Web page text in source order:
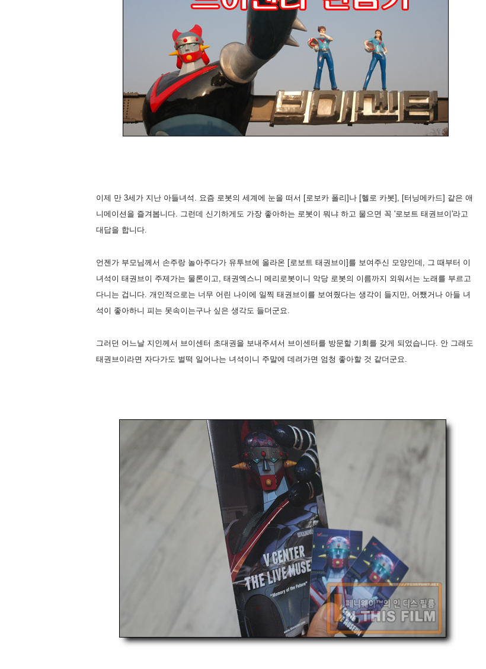
이제 만 3세가 지난 아들녀석. 요즘 로봇의 세계에 눈을 떠서 [로보카 폴리]나 [헬로 카봇], [터닝메카드] 같은 애
니메이션을 즐겨봅니다. 그런데 신기하게도 가장 좋아하는 로봇이 뭐냐 하고 물으면 꼭 '로보트 태권브이'라고
대답을 합니다.
언젠가 부모님께서 손주랑 놀아주다가 유투브에 올라온 [로보트 태권브이]를 보여주신 모양인데, 그 때부터 이
녀석이 태권브이 주제가는 물론이고, 태권엑스니 메리로봇이니 악당 로봇의 이름까지 외워서는 노래를 부르고
다니는 겁니다. 개인적으로는 너무 어린 나이에 일찍 태권브이를 보여줬다는 생각이 들지만, 어쨌거나 아들 녀
석이 좋아하니 피는 못속이는구나 싶은 생각도 들더군요.
그러던 어느날 지인께서 브이센터 초대권을 보내주셔서 브이센터를 방문할 기회를 갖게 되었습니다. 안 그래도
태권브이라면 자다가도 벌떡 일어나는 녀석이니 주말에 데려가면 엄청 좋아할 것 같더군요.